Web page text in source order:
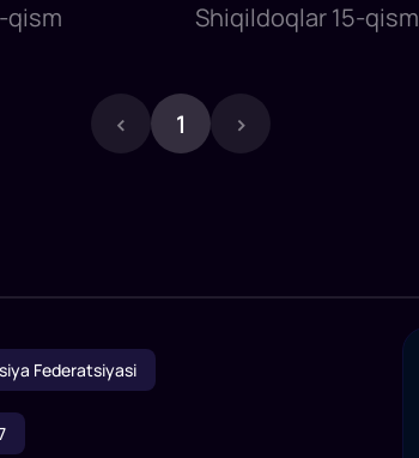
qism Shiqildoqlar 15-qism
‹ 1 ›
Federatsiyasi